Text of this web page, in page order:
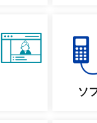
ソ